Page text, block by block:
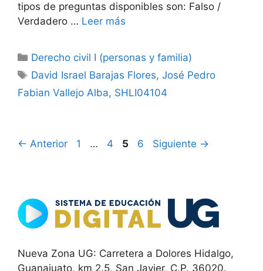
tipos de preguntas disponibles son: Falso /
Verdadero … Leer más
Categorías
Derecho civil I (personas y familia)
Etiquetas
David Israel Barajas Flores,José Pedro
Fabian Vallejo Alba, SHLI04104
← Anterior Página
1 … Página
4 Página
5 Página
6 Siguiente →
Nueva Zona UG: Carretera a Dolores Hidalgo,
Guanajuato, km 2.5, San Javier, C.P. 36020.